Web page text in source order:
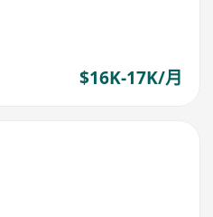
$16K-17K/月